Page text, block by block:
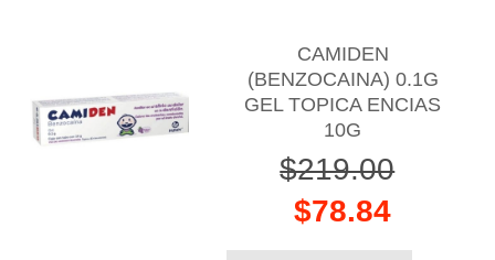
CAMIDEN
(BENZOCAINA) 0.1G
GEL TOPICA ENCIAS
10G
$219.00
$78.84